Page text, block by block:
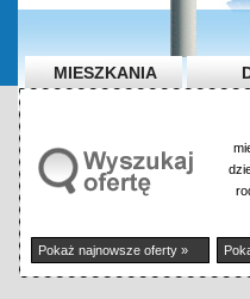
MIESZKANIA
Pokaż najnowsze oferty »